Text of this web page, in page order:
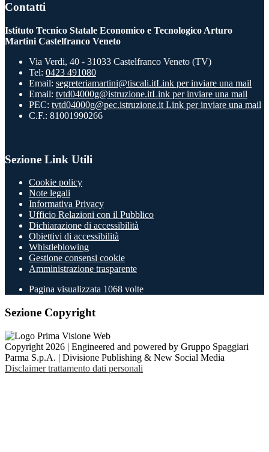
Contatti
Istituto Tecnico Statale Economico e Tecnologico Arturo
Martini Castelfranco Veneto
Via Verdi, 40 - 31033 Castelfranco Veneto (TV)
Tel: 0423 491080
Email: segreteriamartini@tiscali.itLink per inviare una mail
Email: tvtd04000g@istruzione.itLink per inviare una mail
PEC: tvtd04000g@pec.istruzione.it Link per inviare una mail
C.F.: 81001990266
Sezione Link Utili
Cookie policy
Note legali
Informativa Privacy
Ufficio Relazioni con il Pubblico
Dichiarazione di accessibilità
Obiettivi di accessibilità
Whistleblowing
Gestione consensi cookie
Amministrazione trasparente
Pagina visualizzata 1068 volte
Sezione Copyright
Copyright 2026 | Engineered and powered by Gruppo Spaggiari
Parma S.p.A. | Divisione Publishing & New Social Media
Disclaimer trattamento dati personali